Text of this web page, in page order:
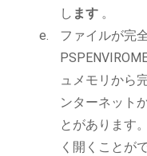
し ます 。
ファイルが完
ュメモリから
ンターネット
とがあります
く開くことが